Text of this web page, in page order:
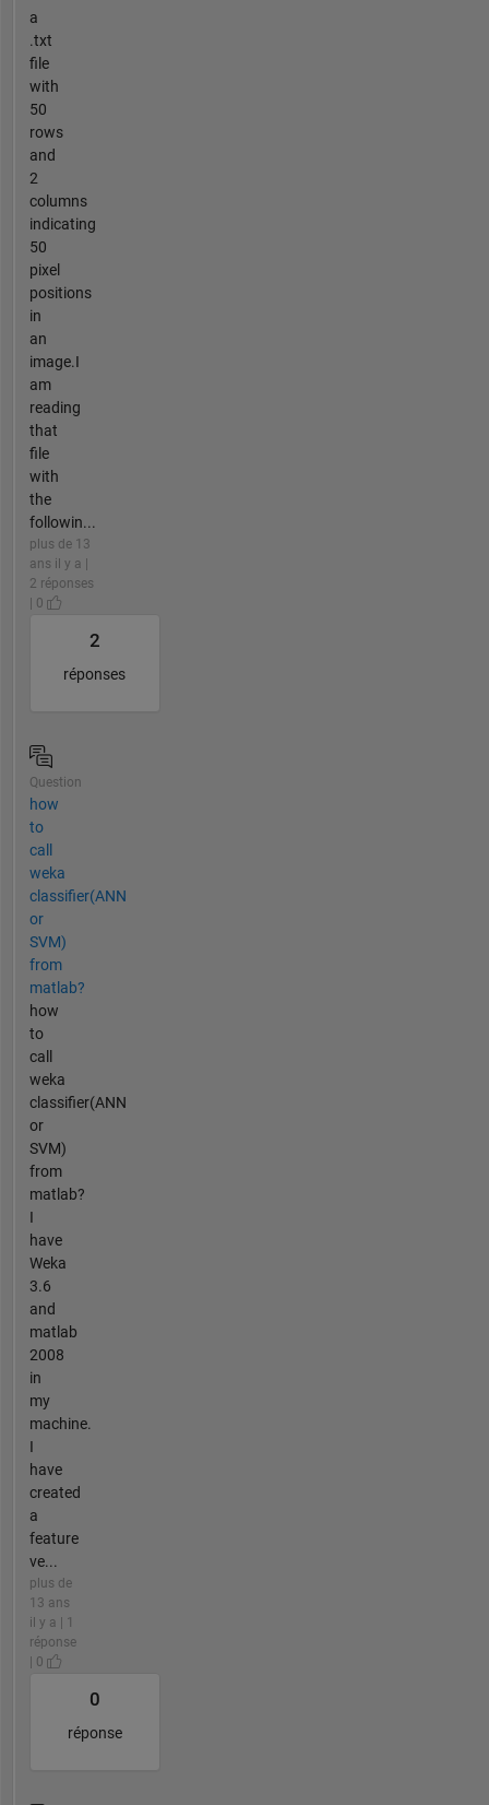
a
.txt
file
with
50
rows
and
2
columns
indicating
50
pixel
positions
in
an
image.I
am
reading
that
file
with
the
followin...
plus de 13
ans il y a |
2 réponses
| 0
2
réponses
Question
how
to
call
weka
classifier(ANN
or
SVM)
from
matlab?
how
to
call
weka
classifier(ANN
or
SVM)
from
matlab?
I
have
Weka
3.6
and
matlab
2008
in
my
machine.
I
have
created
a
feature
ve...
plus de
13 ans
il y a | 1
réponse
| 0
0
réponse